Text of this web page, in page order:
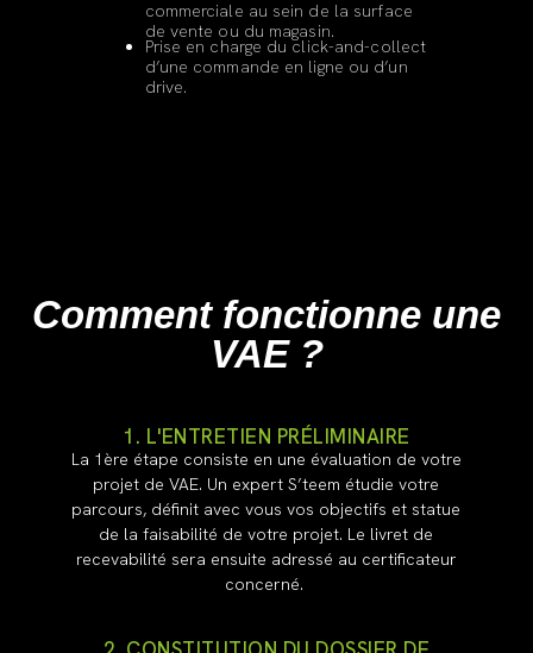
commerciale au sein de la surface
de vente ou du magasin.
Prise en charge du click-and-collect
d’une commande en ligne ou d’un
drive.
Comment fonctionne une
VAE ?
1. L'ENTRETIEN PRÉLIMINAIRE
La 1ère étape consiste en une évaluation de votre
projet de VAE. Un expert S’teem étudie votre
parcours, définit avec vous vos objectifs et statue
de la faisabilité de votre projet. Le livret de
recevabilité sera ensuite adressé au certificateur
concerné.